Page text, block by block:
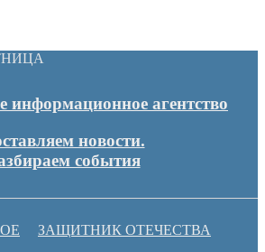
информационное агентство
новости.
события
ЗАЩИТНИК ОТЕЧЕСТВА